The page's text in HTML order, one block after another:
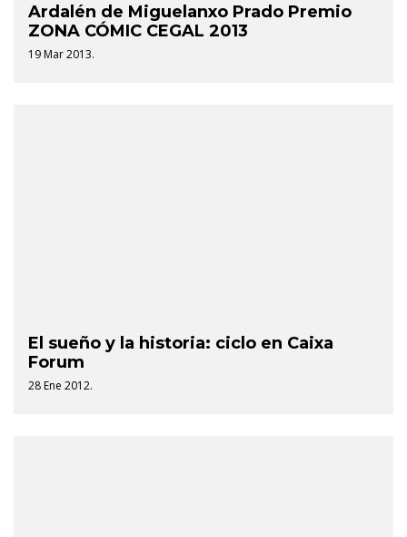
Ardalén de Miguelanxo Prado Premio
ZONA CÓMIC CEGAL 2013
19 Mar 2013.
El sueño y la historia: ciclo en Caixa
Forum
28 Ene 2012.